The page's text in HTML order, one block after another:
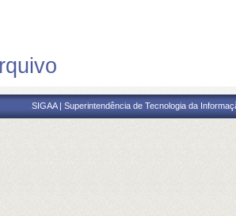
SIGAA | Superintendência de Tecnologia da